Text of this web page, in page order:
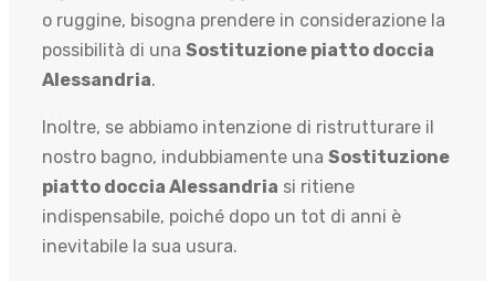
o ruggine, bisogna prendere in considerazione la
possibilità di una Sostituzione piatto doccia
Alessandria.
Inoltre, se abbiamo intenzione di ristrutturare il
nostro bagno, indubbiamente una Sostituzione
piatto doccia Alessandria si ritiene
indispensabile, poiché dopo un tot di anni è
inevitabile la sua usura.